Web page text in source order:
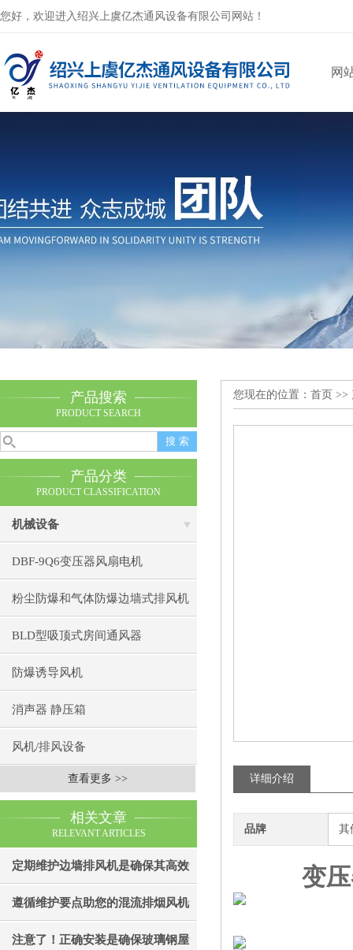
您好，欢迎进入绍兴上虞亿杰通风设备有限公司网站！
网
产品搜索
PRODUCT SEARCH
产品分类
PRODUCT CLASSIFICATION
机械设备
DBF-9Q6变压器风扇电机
粉尘防爆和气体防爆边墙式排风机
BLD型吸顶式房间通风器
防爆诱导风机
消声器 静压箱
风机/排风设备
查看更多 >>
相关文章
RELEVANT ARTICLES
定期维护边墙排风机是确保其高效
通风效果的关键
遵循维护要点助您的混流排烟风机
成为真正“风中卫士”
注意了！正确安装是确保玻璃钢屋
您现在的位置： 首页 >>
详细介绍
品牌 其
变